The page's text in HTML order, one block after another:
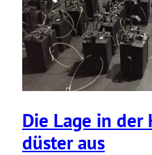
Die Lage in der
düster aus